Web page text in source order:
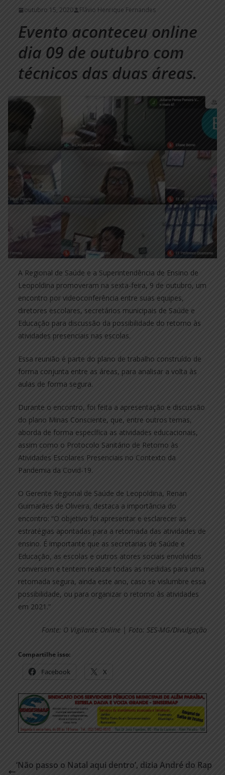
outubro 15, 2020 Flávio Henrique Fernandes
Evento aconteceu online
dia 09 de outubro com
técnicos das duas áreas.
A Regional de Saúde e a Superintendência de Ensino de
Leopoldina promoveram na sexta-feira, 9 de outubro, um
encontro por videoconferência entre suas equipes,
diretores escolares, secretários municipais de Saúde e
Educação para discussão da possibilidade do retorno às
atividades presenciais nas escolas.
Essa reunião é parte do plano de trabalho construído de
forma conjunta entre as áreas, para analisar a volta às
aulas de forma segura.
Durante o encontro, foi feita a apresentação e discussão
do plano Minas Consciente, que, entre outros temas,
aborda de forma específica as atividades educacionais,
assim como o Protocolo Sanitário de Retorno às
Atividades Escolares Presenciais no Contexto da
Pandemia da Covid-19.
O Gerente Regional de Saúde de Leopoldina, Renan
Guimarães de Oliveira, destaca a importância do
encontro: “O objetivo foi apresentar e esclarecer as
estratégias apontadas para a retomada das atividades de
ensino. É importante que as secretarias de Saúde e
Educação, as escolas e outros atores sociais envolvidos
conversem e tentem realizar todas as medidas para uma
retomada segura, ainda este ano, caso se vislumbre essa
possibilidade, ou para organizar o retorno às atividades
em 2021.”
Fonte: O Vigilante Online | Foto: SES-MG/Divulgação
Compartilhe isso:
Facebook X
‘Não passo o Natal aqui dentro’, dizia André do Rap